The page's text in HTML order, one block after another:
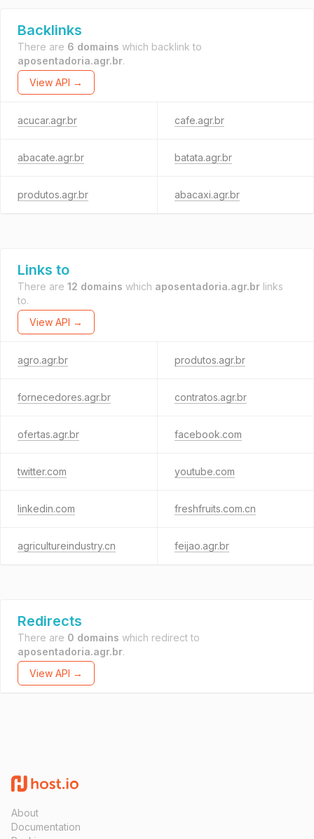
Backlinks
There are 6 domains which backlink to
aposentadoria.agr.br.
View API →
acucar.agr.br cafe.agr.br
abacate.agr.br batata.agr.br
produtos.agr.br abacaxi.agr.br
Links to
There are 12 domains which aposentadoria.agr.br links
to.
View API →
agro.agr.br produtos.agr.br
fornecedores.agr.br contratos.agr.br
ofertas.agr.br facebook.com
twitter.com youtube.com
linkedin.com freshfruits.com.cn
agricultureindustry.cn feijao.agr.br
Redirects
There are 0 domains which redirect to
aposentadoria.agr.br.
View API →
About
Documentation